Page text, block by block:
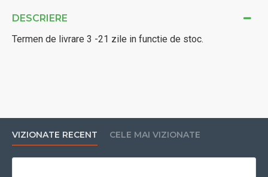
DESCRIERE
Termen de livrare 3 -21 zile in functie de stoc.
VIZIONATE RECENT CELE MAI VIZIONATE